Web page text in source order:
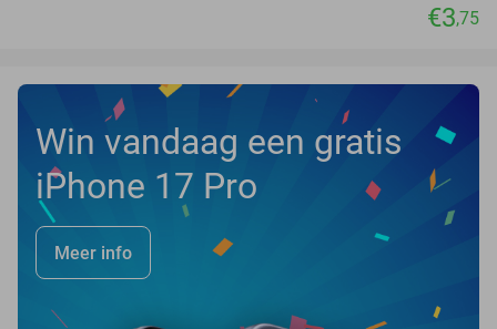
€3,75
Win vandaag een gratis
iPhone 17 Pro
Meer info